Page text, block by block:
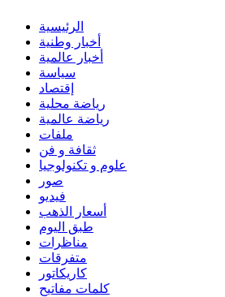
الرئيسية
أخبار وطنية
أخبار عالمية
سياسة
إقتصاد
رياضة محلية
رياضة عالمية
ملفات
ثقافة و فن
علوم و تكنولوجيا
صور
فيديو
أسعار الذهب
طبق اليوم
مناظرات
متفرقات
كاريكاتور
كلمات مفاتيح